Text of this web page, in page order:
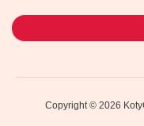
Copyright © 2026